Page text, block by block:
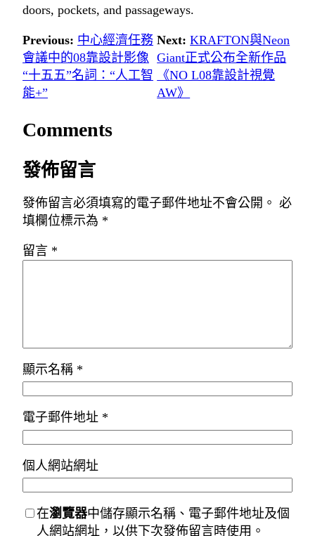
doors, pockets, and passageways.
Previous: 中心經濟任務
會議中的08靠設計影像
“十五五”名詞：“人工智
能+”
Next: KRAFTON與Neon
Giant正式公布全新作品
《NO L08靠設計視覺
AW》
Comments
發佈留言
發佈留言必須填寫的電子郵件地址不會公開。 必
填欄位標示為 *
留言 *
顯示名稱 *
電子郵件地址 *
個人網站網址
在瀏覽器中儲存顯示名稱、電子郵件地址及個
人網站網址，以供下次發佈留言時使用。